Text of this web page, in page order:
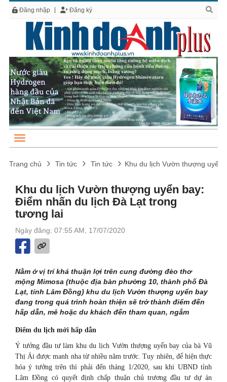
Đăng nhập Đăng ký
Trang chủ Tin tức Tin tức Khu du lịch Vườn thượng
Khu du lịch Vườn thượng uyển bay:
Điểm nhấn du lịch Đà Lạt trong
tương lai
Ngày đăng: 07:55 AM, 17/07/2020
Nằm ở vị trí khá thuận lợi trên cung đường đèo thơ
mộng Mimosa (thuộc địa bàn phường 10, thành phố Đà
Lạt, tỉnh Lâm Đồng) khu du lịch Vườn thượng uyển bay
đang trong quá trình hoàn thiện sẽ trở thành điểm đến
hấp dẫn, mê hoặc du khách đến tham quan, ngắm
Điểm du lịch mới hấp dẫn
Ý tưởng đầu tư làm khu du lịch Vườn thượng uyển bay của bà Vũ
Thị Ái được manh nha từ nhiều năm trước. Tuy nhiên, để hiện thực
hóa ý tưởng trên thì phải đến tháng 1/2020, sau khi UBND tỉnh
Lâm Đồng có quyết định chấp thuận chủ trương đầu tư dự án